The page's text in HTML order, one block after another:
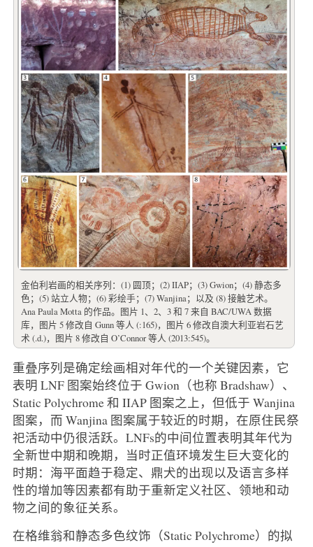
金伯利岩画的相关序列：(1) 圆顶；(2) IIAP；(3) Gwion；(4) 静态多
色；(5) 站立人物；(6) 彩绘手；(7) Wanjina；以及 (8) 接触艺术。
Ana Paula Motta 的作品。图片 1、2、3 和 7 来自 BAC/UWA 数据
库，图片 5 修改自 Gunn 等人 (:165)，图片 6 修改自澳大利亚岩石艺
术 (.d.)，图片 8 修改自 O’Connor 等人 (2013:545)。
重叠序列是确定绘画相对年代的一个关键因素，它
表明 LNF 图案始终位于 Gwion（也称 Bradshaw）、
Static Polychrome 和 IIAP 图案之上，但低于 Wanjina
图案，而 Wanjina 图案属于较近的时期，在原住民祭
祀活动中仍很活跃。LNFs的中间位置表明其年代为
全新世中期和晚期，当时正值环境发生巨大变化的
时期：海平面趋于稳定、鼎犬的出现以及语言多样
性的增加等因素都有助于重新定义社区、领地和动
物之间的象征关系。
在格维翁和静态多色纹饰（Static Polychrome）的拟